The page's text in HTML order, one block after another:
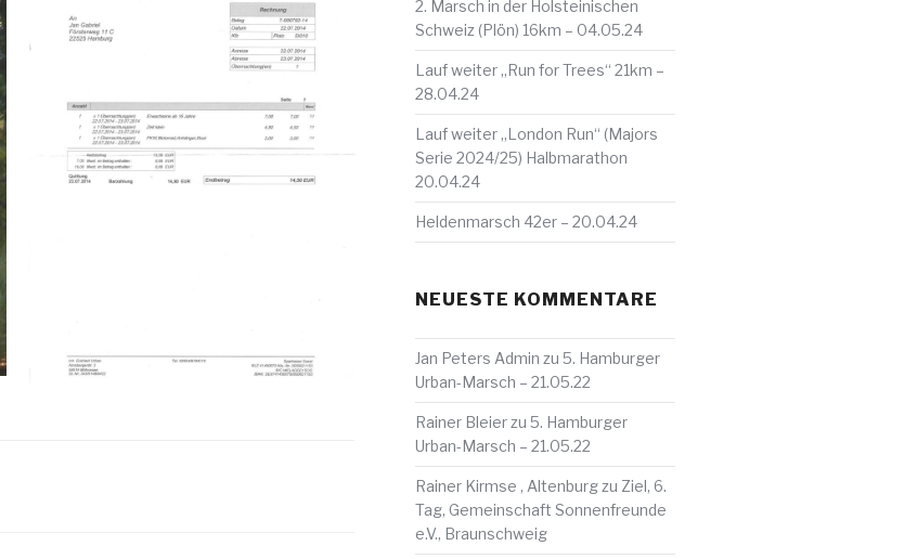
2. Marsch in der Holsteinischen
Schweiz (Plön) 16km – 04.05.24
Lauf weiter „Run for Trees“ 21km –
28.04.24
Lauf weiter „London Run“ (Majors
Serie 2024/25) Halbmarathon
20.04.24
Heldenmarsch 42er – 20.04.24
NEUESTE KOMMENTARE
Jan Peters Admin zu5. Hamburger
Urban-Marsch – 21.05.22
Rainer Bleierzu5. Hamburger
Urban-Marsch – 21.05.22
Rainer Kirmse , Altenburgzu Ziel, 6.
Tag, Gemeinschaft Sonnenfreunde
e.V., Braunschweig